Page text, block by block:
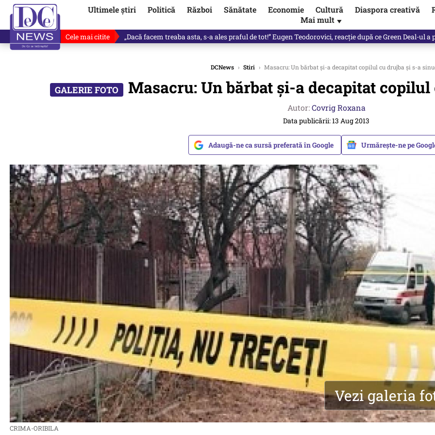
Ultimele știri Politică Război Sănătate Economie Cultură Diaspora creativă
Mai mult ▼
Cele mai citite „Dacă facem treaba asta, s-a ales praful de tot!” Eugen Teodorovici, reacție după ce Green Deal-ul a
DCNews › Stiri › Masacru: Un bărbat și-a decapitat copilul cu drujba și s-a
Masacru: Un bărbat și-a decapitat
Autor:Covrig Roxana
Data publicării: 13 Aug 2013
Adaugă-ne ca sursă preferată în Google Urmărește-ne pe
Vezi galeria
CRIMA-ORIBILA